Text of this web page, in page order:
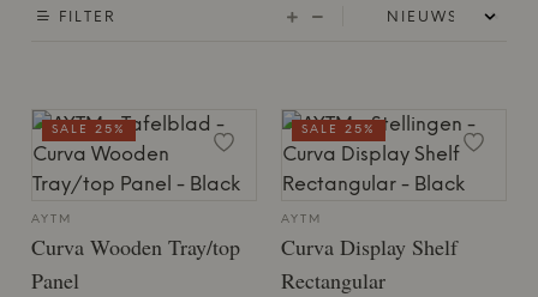
FILTER
AYTM
Curva Wooden Tray/top
Panel
SALE 25%
AYTM
Curva Display Shelf
Rectangular
SALE 25%